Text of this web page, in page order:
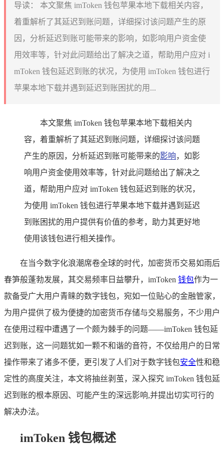
导读：
本文聚焦 imToken 钱包苹果本地下载相关内容，
着重解析了其延迟到账问题，详细探讨该问题产生的原
因，分析延迟到账可能带来的影响，如影响用户资金使
用效率等，针对此问题给出了解决之道，帮助用户应对 i
mToken 钱包延迟到账的状况，为使用 imToken 钱包进行
苹果本地下载并遇到延迟到账困扰的用...
本文聚焦 imToken 钱包苹果本地下载相关内
容，着重解析了其延迟到账问题，详细探讨该问题
产生的原因，分析延迟到账可能带来的影响，如影
响用户资金使用效率等，针对此问题给出了解决之
道，帮助用户应对 imToken 钱包延迟到账的状况，
为使用 imToken 钱包进行苹果本地下载并遇到延迟
到账困扰的用户提供有价值的参考，助力其更好地
使用该钱包进行相关操作。
在当今数字化浪潮席卷全球的时代，加密货币交易如雨后
春笋般蓬勃发展，其交易频率日益攀升，imToken 钱包作为一
款备受广大用户青睐的数字钱包，宛如一位贴心的金融管家，
为用户提供了极为便捷的加密货币存储与交易服务，不少用户
在使用过程中遭遇了一个颇为棘手的问题——imToken 钱包延
迟到账，这一问题犹如一颗不和谐的音符，不仅给用户的日常
操作带来了诸多不便，更引发了人们对于数字钱包安全性和稳
定性的高度关注，本文将抽丝剥茧，深入探究 imToken 钱包延
迟到账的根本原因、可能产生的深远影响,并提出切实可行的
解决办法。
imToken 钱包概述